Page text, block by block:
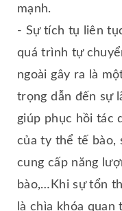
mạnh.
- Sự tích tụ liên
quá trình tự
ngoài gây ra là
trọng dẫn đến sự
giúp phục hồi tác
của ty thể tế bào,
cung cấp năng
bào,…Khi sự tổn
là chìa khóa quan